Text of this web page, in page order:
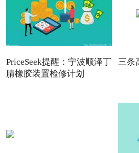
PriceSeek提醒：宁波顺泽丁
腈橡胶装置检修计划
三条